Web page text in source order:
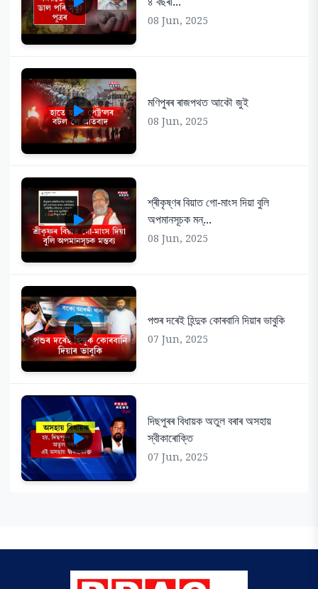
08 Jun, 2025
মণিপুৰৰ ৰাজপথত আকৌ জুই
08 Jun, 2025
শ্ৰীকৃষ্ণৰ বিয়াত গো-মাংস দিয়া বুলি
অপমানসূচক মন্...
08 Jun, 2025
পশুৰ দৰেই হিন্দুক কোৰবানি দিয়াৰ ভাবুকি
07 Jun, 2025
দিছপুৰৰ বিধায়ক অতুল বৰাৰ অসহায়
স্বীকাৰোক্তি
07 Jun, 2025